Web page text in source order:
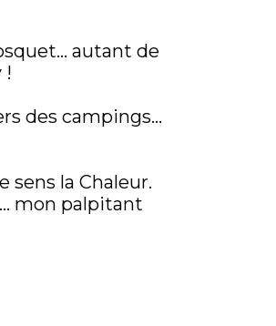
autant de
!
des campings…
sens la Chaleur.
mon palpitant